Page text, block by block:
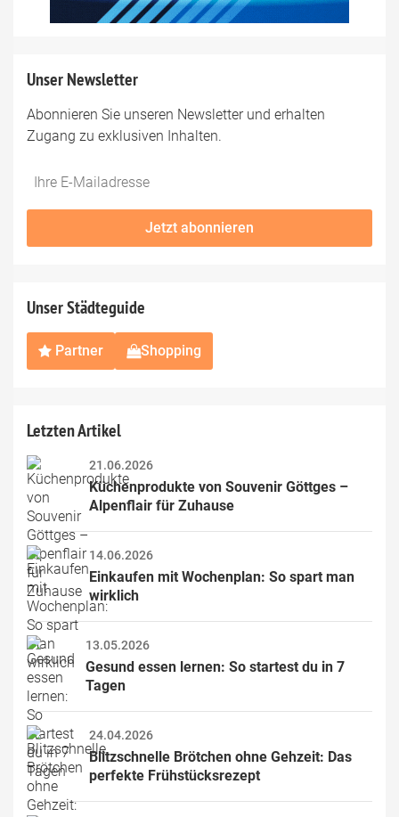
Unser Newsletter
Abonnieren Sie unseren Newsletter und erhalten
Zugang zu exklusiven Inhalten.
Do
fill
*Ihre
Mailadresse:
Jetzt abonnieren
Unser Städteguide
Partner Shopping
Letzten Artikel
21.06.2026
Küchenprodukte von Souvenir Göttges –
Alpenflair für Zuhause
14.06.2026
Einkaufen mit Wochenplan: So spart man
wirklich
13.05.2026
Gesund essen lernen: So startest du in 7
Tagen
24.04.2026
Blitzschnelle Brötchen ohne Gehzeit: Das
perfekte Frühstücksrezept